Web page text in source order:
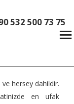
532 500 73 75
hersey dahildir.
en ufak